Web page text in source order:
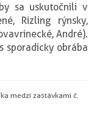
sa uskutočnili v
Rizling rýnsky,
André).
sporadicky obrába
medzi zastávkami č.